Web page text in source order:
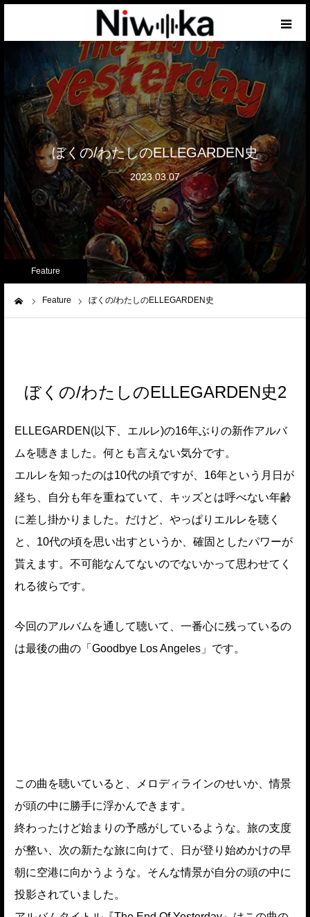
ぼくの/わたしのELLEGARDEN史
2023.03.07
Feature
Feature ぼくの/わたしのELLEGARDEN史
ぼくの/わたしのELLEGARDEN史2
ELLEGARDEN(以下、エルレ)の16年ぶりの新作アルバ
ムを聴きました。何とも言えない気分です。
エルレを知ったのは10代の頃ですが、16年という月日が
経ち、自分も年を重ねていて、キッズとは呼べない年齢
に差し掛かりました。だけど、やっぱりエルレを聴く
と、10代の頃を思い出すというか、確固としたパワーが
貰えます。不可能なんてないのでないかって思わせてく
れる彼らです。
今回のアルバムを通して聴いて、一番心に残っているの
は最後の曲の「Goodbye Los Angeles」です。
この曲を聴いていると、メロディラインのせいか、情景
が頭の中に勝手に浮かんできます。
終わったけど始まりの予感がしているような。旅の支度
が整い、次の新たな旅に向けて、日が登り始めかけの早
朝に空港に向かうような。そんな情景が自分の頭の中に
投影されていました。
Home
About
Article
Contact(JP)
Français